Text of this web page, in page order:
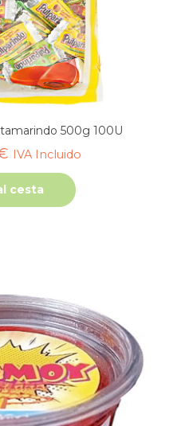
500g 100U
El
precio
actual
IVA Incluido
cesta